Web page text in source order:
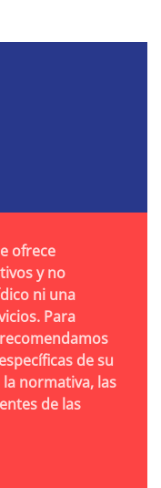
ofrece
y no
ni una
Para
de su
normativa, las
de las